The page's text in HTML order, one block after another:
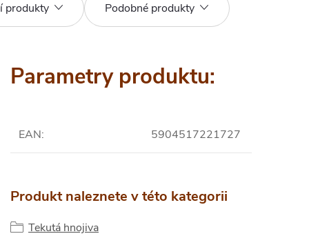
produkty Podobné produkty
Parametry produktu:
EAN: 5904517221727
Produkt naleznete v této kategorii
Tekutá hnojiva